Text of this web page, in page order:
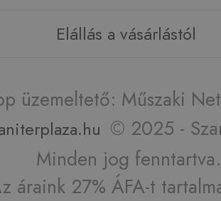
Elállás a vásárlástól
üzemeltető: Műszaki
© 2025 -
Minden jog fenntartva.
áraink 27% ÁFA-t